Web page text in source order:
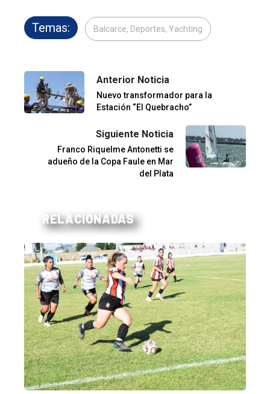
Temas: Balcarce, Deportes, Yachting
Anterior Noticia
Nuevo transformador para la
Estación “El Quebracho”
Siguiente Noticia
Franco Riquelme Antonetti se
adueño de la Copa Faule en Mar
del Plata
RELACIONADAS